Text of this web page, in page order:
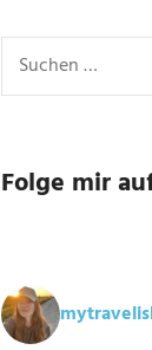
nach:
Folge mir